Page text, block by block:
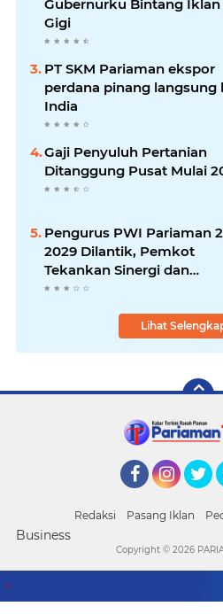
Gubernurku Bintang Iklan
Gigi
PT SKM Pariaman ekspor
perdana pinang langsung
India
Gaji Penyuluh Pertanian
Ditanggung Pusat Mulai
Pengurus PWI Pariaman
2029 Dilantik, Pemkot
Tekankan Sinergi dan
Profesionalisme Pers
Lihat
Redaksi Pasang Iklan
Business
Copyright © 2026